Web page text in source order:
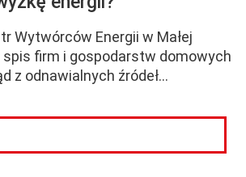
Wytwórców Energii w Małej
spis firm i gospodarstw domowych
z odnawialnych źródeł...